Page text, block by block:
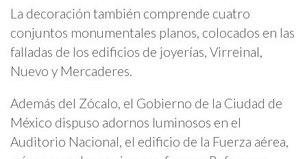
La decoración también comprende cuatro
conjuntos monumentales planos, colocados en las
falladas de los edificios de joyerías, Virreinal,
Nuevo y Mercaderes.
Además del Zócalo, el Gobierno de la Ciudad de
México dispuso adornos luminosos en el
Auditorio Nacional, el edificio de la Fuerza aérea,